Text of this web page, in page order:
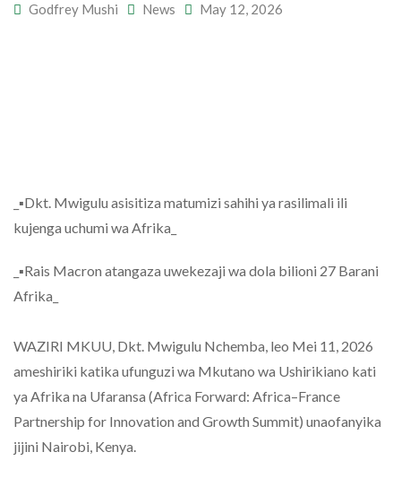
Godfrey Mushi News May 12, 2026
_▪️Dkt. Mwigulu asisitiza matumizi sahihi ya rasilimali ili
kujenga uchumi wa Afrika_
_▪️Rais Macron atangaza uwekezaji wa dola bilioni 27 Barani
Afrika_
WAZIRI MKUU, Dkt. Mwigulu Nchemba, leo Mei 11, 2026
ameshiriki katika ufunguzi wa Mkutano wa Ushirikiano kati
ya Afrika na Ufaransa (Africa Forward: Africa–France
Partnership for Innovation and Growth Summit) unaofanyika
jijini Nairobi, Kenya.